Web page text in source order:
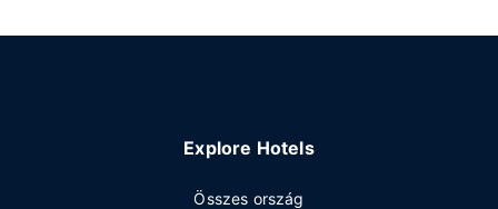
Explore Hotels
Összes ország